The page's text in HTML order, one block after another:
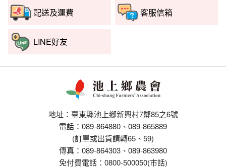
地址：臺東縣池上鄉新興村7鄰85之6號
電話：089-864880、089-865889
(訂單或出貨請轉65、59)
傳真：089-864303、089-863980
免付費電話：0800-500050(市話)
配送及運費 客服信箱
LINE好友